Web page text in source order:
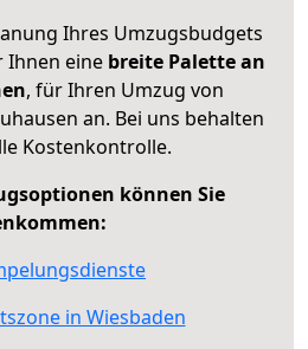
Ihres Umzugsbudgets
Ihnen eine breite Palette an
, für Ihren Umzug von
an. Bei uns behalten
Kostenkontrolle.
können Sie
in Wiesbaden